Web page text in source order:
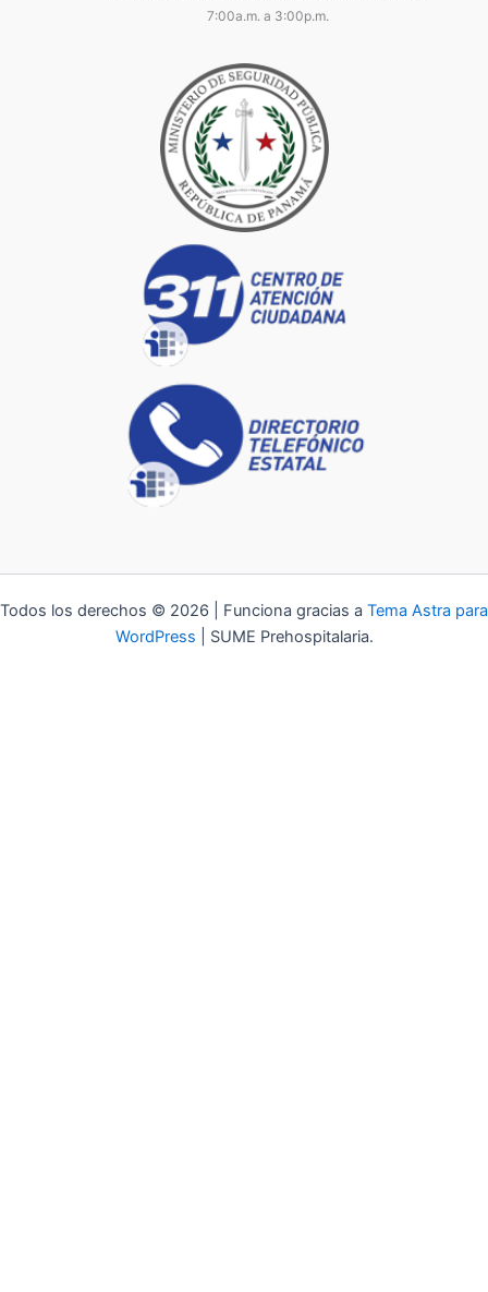
7:00a.m. a 3:00p.m.
Todos los derechos © 2026 | Funciona gracias a Tema Astra para
WordPress | SUME Prehospitalaria.